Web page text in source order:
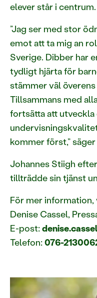
elever står i centrum.
”Jag ser med stor
emot att ta mig an
Sverige. Dibber har
tydligt hjärta för
stämmer väl
Tillsammans med
fortsätta att
kommer först,”
Johannes Stiigh
tillträdde sin tjänst
För mer
Denise Cassel,
E-post:
Telefon:076-